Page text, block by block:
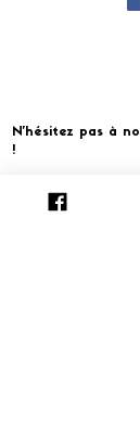
N'hésitez pas à
!